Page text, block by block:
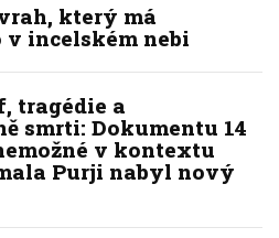
který má
incelském nebi
tragédie a
smrti: Dokumentu 14
v kontextu
Purji nabyl nový